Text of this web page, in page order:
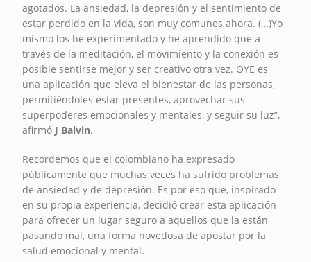
agotados. La ansiedad, la depresión y el sentimiento de
estar perdido en la vida, son muy comunes ahora. (…)Yo
mismo los he experimentado y he aprendido que a
través de la meditación, el movimiento y la conexión es
posible sentirse mejor y ser creativo otra vez. OYE es
una aplicación que eleva el bienestar de las personas,
permitiéndoles estar presentes, aprovechar sus
superpoderes emocionales y mentales, y seguir su luz”,
afirmó J Balvin.
Recordemos que el colombiano ha expresado
públicamente que muchas veces ha sufrido problemas
de ansiedad y de depresión. Es por eso que, inspirado
en su propia experiencia, decidió crear esta aplicación
para ofrecer un lugar seguro a aquellos que la están
pasando mal, una forma novedosa de apostar por la
salud emocional y mental.